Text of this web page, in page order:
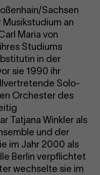
Sachsen
an
Maria von
Studiums
in der
sie 1990 ihr
Solo-
Orchester des
Tatjana Winkler als
und der
im Jahr 2000 als
Berlin verpflichtet
wechselte sie im